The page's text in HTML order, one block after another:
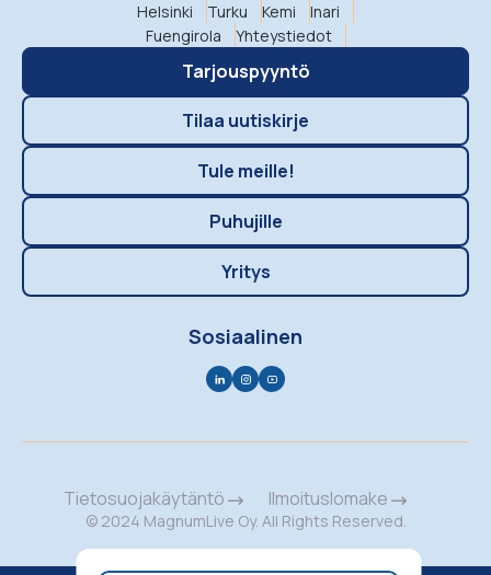
Helsinki Turku Kemi
Inari
Fuengirola
Yhteystiedot
Tarjouspyyntö
Tilaa uutiskirje
Tule meille!
Puhujille
Yritys
Sosiaalinen
Tietosuojakäytäntö Ilmoituslomake
© 2024 MagnumLive Oy. All Rights Reserved.